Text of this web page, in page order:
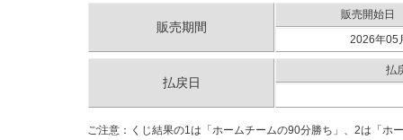
販売期間
販売開始日
2026年05
払戻日
払
ご注意：くじ結果の1は「ホームチームの90分勝ち」、2は「ホ